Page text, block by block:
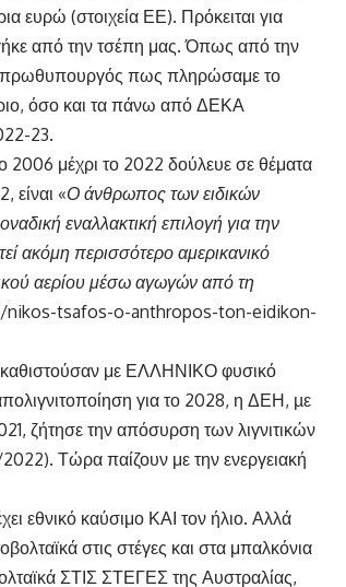
ευρώ (στοιχεία ΕΕ). Πρόκειται για
από την τσέπη μας. Όπως από την
πρωθυπουργός πως πληρώσαμε το
όσο και τα πάνω από ΔΕΚΑ
23.
μέχρι το 2022 δούλευε σε θέματα
είναι «Ο άνθρωπος των ειδικών
εναλλακτική επιλογή για την
ακόμη περισσότερο αμερικανικό
αερίου μέσω αγωγών από τη
nikos-tsafos-o-anthropos-ton-eidikon-
με ΕΛΛΗΝΙΚΟ φυσικό
για το 2028, η ΔΕΗ, µε
ζήτησε την απόσυρση των λιγνιτικών
Τώρα παίζουν με την ενεργειακή
εθνικό καύσιμο ΚΑΙ τον ήλιο. Αλλά
στις στέγες και στα μπαλκόνια
ΣΤΙΣ ΣΤΕΓΕΣ της Αυστραλίας,